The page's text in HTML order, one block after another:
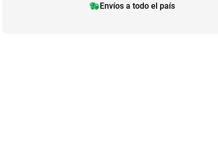
Envíos a todo el país